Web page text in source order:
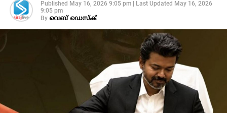
Published May 16, 2026 9:05 pm| Last Updated May 16, 2026
9:05 pm
By വെബ് ഡെസ്‌ക്